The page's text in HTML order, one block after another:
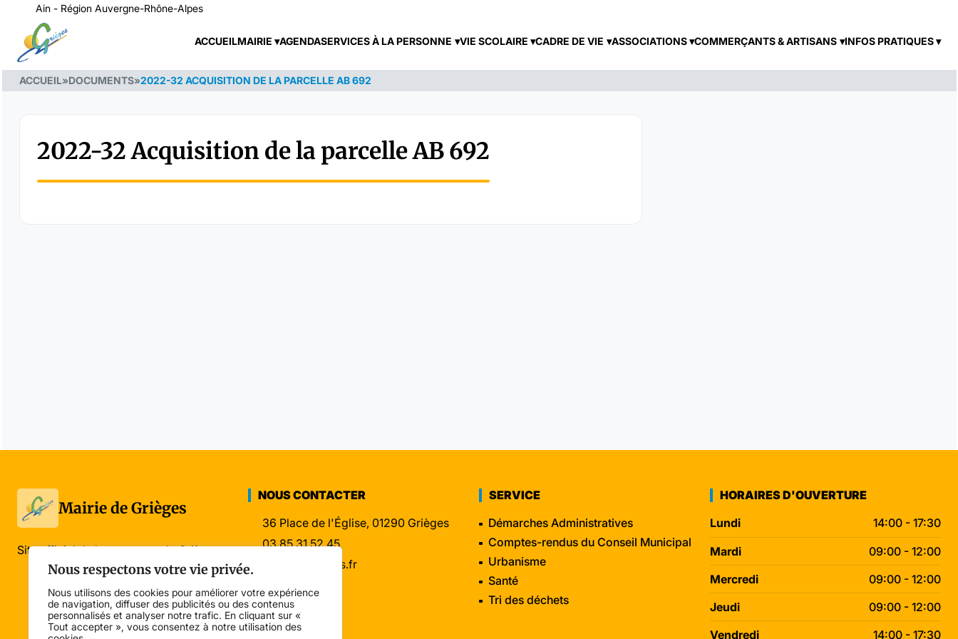
Nous respectons votre vie privée.
Nous utilisons des cookies pour améliorer votre expérience
de navigation, diffuser des publicités ou des contenus
personnalisés et analyser notre trafic. En cliquant sur «
Tout accepter », vous consentez à notre utilisation des
Ain - Région Auvergne-Rhône-Alpes
ACCUEILMAIRIE AGENDASERVICES À LA PERSONNE VIE SCOLAIRE CADRE DE VIE ASSOCIATIONS COMMERÇANTS & ARTISANS INFOS PRATIQUES
ACCUEIL»DOCUMENTS»2022-32 ACQUISITION DE LA PARCELLE AB 692
2022-32 Acquisition de la parcelle AB 692
Mairie de Grièges
Site officiel de la commune de Grièges
NOUS CONTACTER
36 Place de l'Église, 01290 Grièges
03 85 31 52 45
mairie@grieges.fr
SERVICE
Démarches Administratives
Comptes-rendus du Conseil Municipal
Urbanisme
Santé
Tri des déchets
HORAIRES D'OUVERTURE
Lundi
14:00 - 17:30
Mardi
09:00 - 12:00
Mercredi
09:00 - 12:00
Jeudi
09:00 - 12:00
Vendredi
14:00 - 17:30